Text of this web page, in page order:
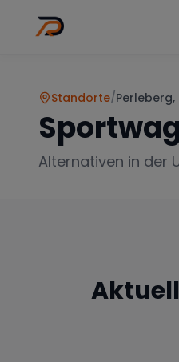
Standorte/Perleberg,
Alternativen in der